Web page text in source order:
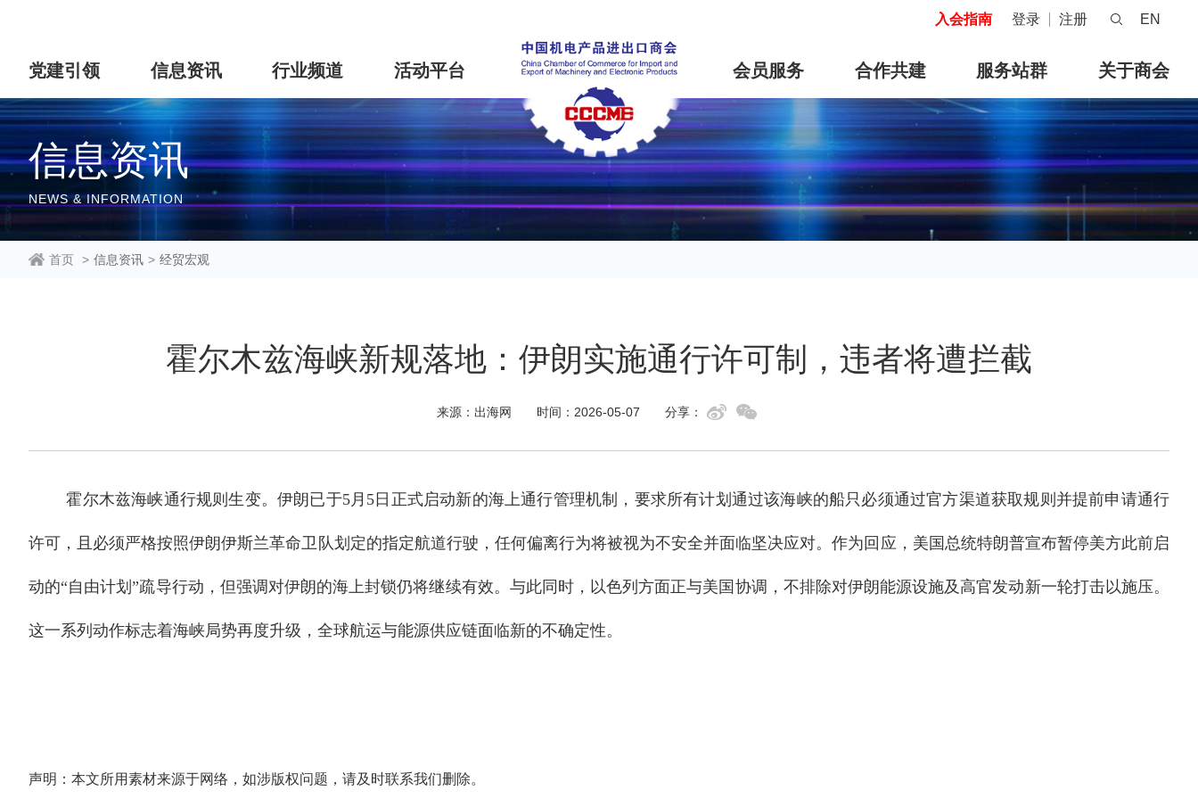
入会指南 登录 注册 EN
党建引领 信息资讯 行业频道 活动平台 会员服务 合作共建 服务站群 关于商会
信息资讯
NEWS & INFORMATION
首页 > 信息资讯 > 经贸宏观
霍尔木兹海峡新规落地：伊朗实施通行许可制，违者将遭拦截
来源：出海网 时间：2026-05-07 分享：
霍尔木兹海峡通行规则生变。伊朗已于5月5日正式启动新的海上通行管理机制，要求所有计划通过该海峡的船只必须通过官方渠道获取规则并提前申请通行
许可，且必须严格按照伊朗伊斯兰革命卫队划定的指定航道行驶，任何偏离行为将被视为不安全并面临坚决应对。作为回应，美国总统特朗普宣布暂停美方此前启
动的“自由计划”疏导行动，但强调对伊朗的海上封锁仍将继续有效。与此同时，以色列方面正与美国协调，不排除对伊朗能源设施及高官发动新一轮打击以施压。
这一系列动作标志着海峡局势再度升级，全球航运与能源供应链面临新的不确定性。
声明：本文所用素材来源于网络，如涉版权问题，请及时联系我们删除。